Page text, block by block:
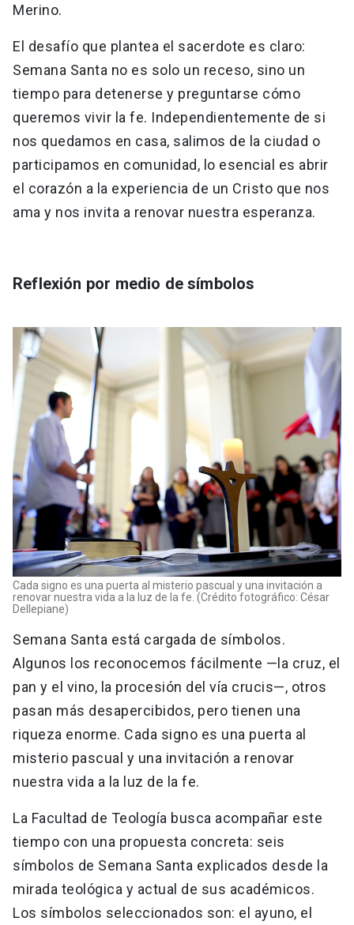
Merino.
El desafío que plantea el sacerdote es claro:
Semana Santa no es solo un receso, sino un
tiempo para detenerse y preguntarse cómo
queremos vivir la fe. Independientemente de si
nos quedamos en casa, salimos de la ciudad o
participamos en comunidad, lo esencial es abrir
el corazón a la experiencia de un Cristo que nos
ama y nos invita a renovar nuestra esperanza.
Reflexión por medio de símbolos
Cada signo es una puerta al misterio pascual y una invitación a
renovar nuestra vida a la luz de la fe. (Crédito fotográfico: César
Dellepiane)
Semana Santa está cargada de símbolos.
Algunos los reconocemos fácilmente —la cruz, el
pan y el vino, la procesión del vía crucis—, otros
pasan más desapercibidos, pero tienen una
riqueza enorme. Cada signo es una puerta al
misterio pascual y una invitación a renovar
nuestra vida a la luz de la fe.
La Facultad de Teología busca acompañar este
tiempo con una propuesta concreta: seis
símbolos de Semana Santa explicados desde la
mirada teológica y actual de sus académicos.
Los símbolos seleccionados son: el ayuno, el